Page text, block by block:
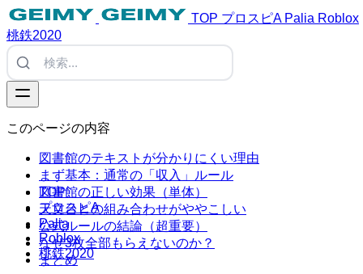
TOP プロスピA Palia Roblox
桃鉄2020
TOP
プロスピA
Palia
Roblox
桃鉄2020
このページの内容
図書館のテキストが分かりにくい理由
まず基本：通常の「収入」ルール
図書館の正しい効果（単体）
天文台との組み合わせがややこしい
公式ルールの結論（超重要）
なぜ3枚全部もらえないのか？
まとめ